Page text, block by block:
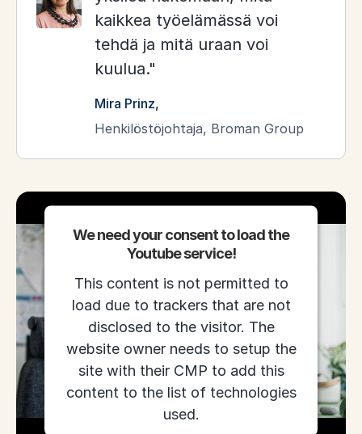
kaikkea työelämässä voi
tehdä ja mitä uraan voi
kuulua.
Mira Prinz
Henkilöstöjohtaja, Broman Group
We need your consent to load the
Youtube service!
This content is not permitted to
load due to trackers that are not
disclosed to the visitor. The
website owner needs to setup the
site with their CMP to add this
content to the list of technologies
used.